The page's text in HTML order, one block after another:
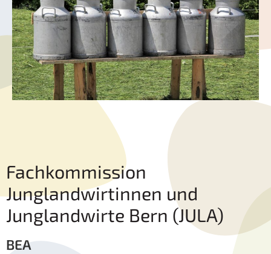
Fachkommission
Junglandwirtinnen und
Junglandwirte Bern (JULA)
BEA